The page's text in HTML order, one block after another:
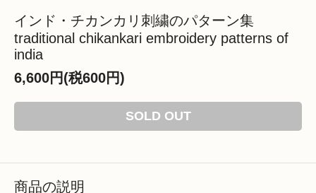
インド・チカンカリ刺繍のパターン集
traditional chikankari embroidery patterns of
india
6,600円(税600円)
SOLD OUT
商品の説明